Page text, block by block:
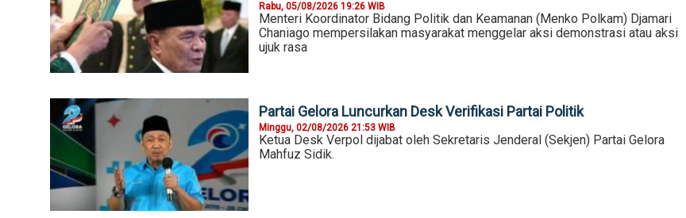
Rabu, 05/08/2026 19:26 WIB
Menteri Koordinator Bidang Politik dan Keamanan (Menko Polkam) Djamari
Chaniago mempersilakan masyarakat menggelar aksi demonstrasi atau aksi
ujuk rasa
Partai Gelora Luncurkan Desk Verifikasi Partai Politik
Minggu, 02/08/2026 21:53 WIB
Ketua Desk Verpol dijabat oleh Sekretaris Jenderal (Sekjen) Partai Gelora
Mahfuz Sidik.